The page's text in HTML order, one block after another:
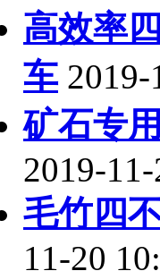
高效率
车 2019-
矿石专
2019-
毛竹四
11-20